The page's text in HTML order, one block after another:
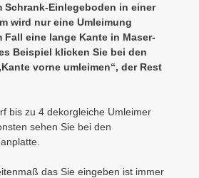
Schrank-Einlegeboden in einer
wird nur eine Umleimung
eine lange Kante in Maser-
Beispiel klicken Sie bei den
vorne umleimen“, der Rest
bis zu 4 dekorgleiche Umleimer
sehen Sie bei den
das Sie eingeben ist immer